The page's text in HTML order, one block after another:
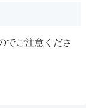
でご注意くださ